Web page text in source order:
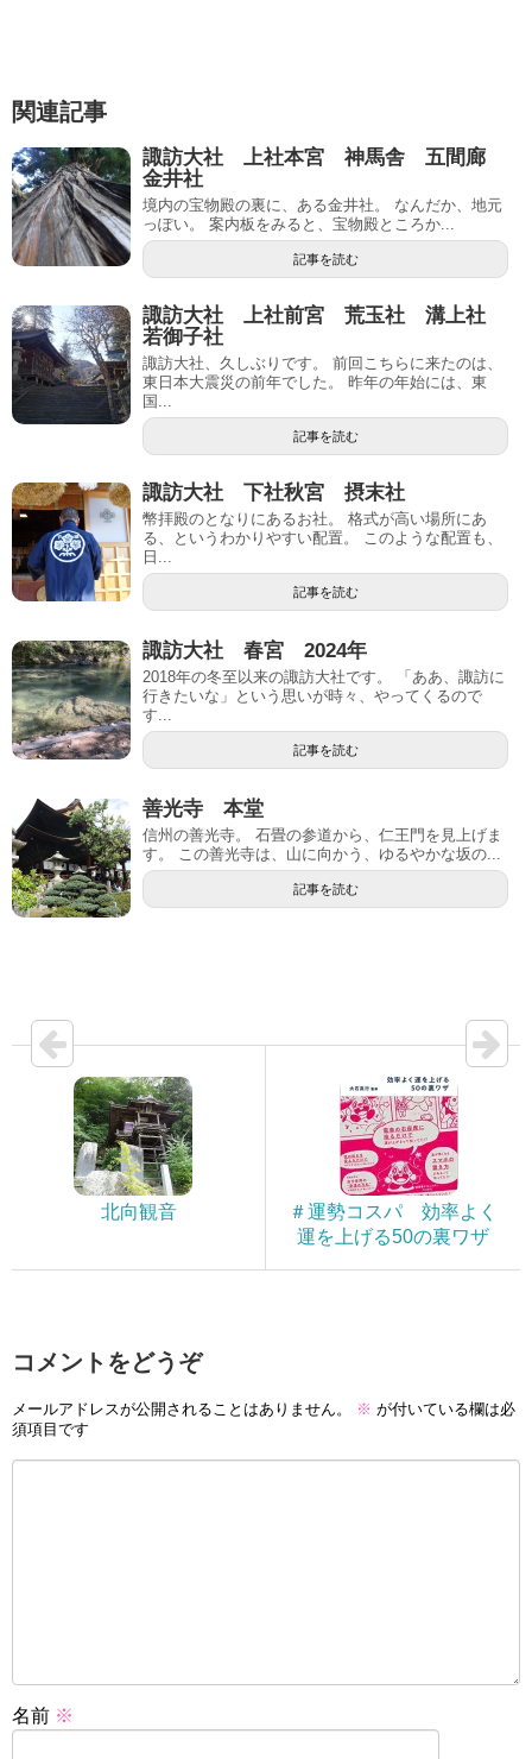
関連記事
諏訪大社 上社本宮 神馬舎 五間廊
金井社
境内の宝物殿の裏に、ある金井社。 なんだか、地元
っぽい。 案内板をみると、宝物殿ところか...
記事を読む
諏訪大社 上社前宮 荒玉社 溝上社
若御子社
諏訪大社、久しぶりです。 前回こちらに来たのは、
東日本大震災の前年でした。 昨年の年始には、東
国...
記事を読む
諏訪大社 下社秋宮 摂末社
幣拝殿のとなりにあるお社。 格式が高い場所にあ
る、というわかりやすい配置。 このような配置も、
日...
記事を読む
諏訪大社 春宮 2024年
2018年の冬至以来の諏訪大社です。 「ああ、諏訪に
行きたいな」という思いが時々、やってくるので
す...
記事を読む
善光寺 本堂
信州の善光寺。 石畳の参道から、仁王門を見上げま
す。 この善光寺は、山に向かう、ゆるやかな坂の...
記事を読む
北向観音
＃運勢コスパ 効率よく
運を上げる50の裏ワザ
コメントをどうぞ
メールアドレスが公開されることはありません。 ※ が付いている欄は必
須項目です
名前 ※